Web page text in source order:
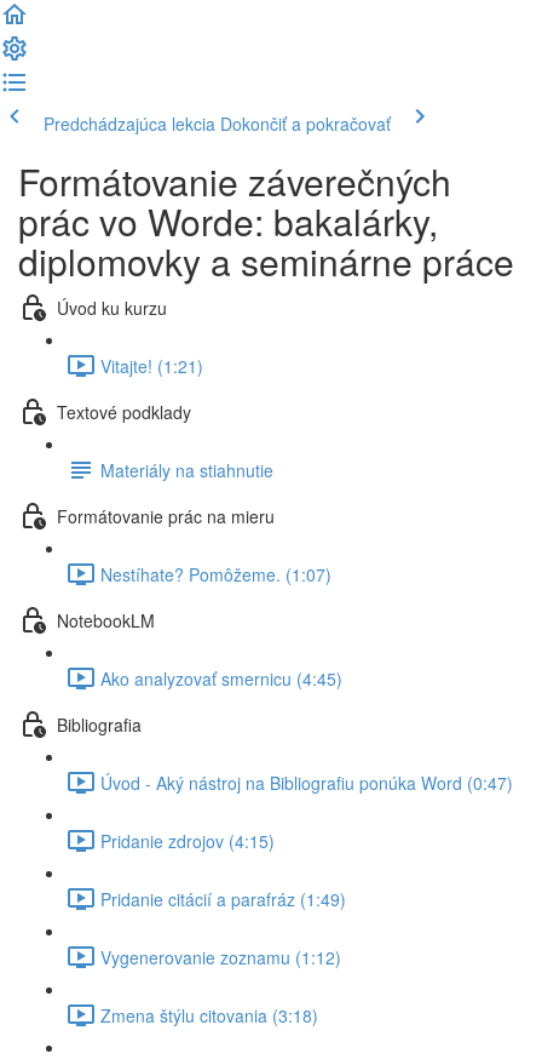
Predchádzajúca lekcia Dokončiť a pokračovať
Formátovanie záverečných
prác vo Worde: bakalárky,
diplomovky a seminárne práce
Úvod ku kurzu
Vitajte! (1:21)
Textové podklady
Materiály na stiahnutie
Formátovanie prác na mieru
Nestíhate? Pomôžeme. (1:07)
NotebookLM
Ako analyzovať smernicu (4:45)
Bibliografia
Úvod - Aký nástroj na Bibliografiu ponúka Word (0:47)
Pridanie zdrojov (4:15)
Pridanie citácií a parafráz (1:49)
Vygenerovanie zoznamu (1:12)
Zmena štýlu citovania (3:18)